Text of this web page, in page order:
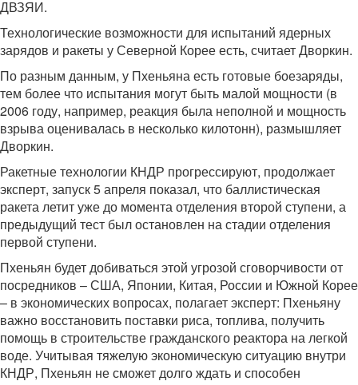
ДВЗЯИ.
Технологические возможности для испытаний ядерных
зарядов и ракеты у Северной Корее есть, считает Дворкин.
По разным данным, у Пхеньяна есть готовые боезаряды,
тем более что испытания могут быть малой мощности (в
2006 году, например, реакция была неполной и мощность
взрыва оценивалась в несколько килотонн), размышляет
Дворкин.
Ракетные технологии КНДР прогрессируют, продолжает
эксперт, запуск 5 апреля показал, что баллистическая
ракета летит уже до момента отделения второй ступени, а
предыдущий тест был остановлен на стадии отделения
первой ступени.
Пхеньян будет добиваться этой угрозой сговорчивости от
посредников – США, Японии, Китая, России и Южной Корее
– в экономических вопросах, полагает эксперт: Пхеньяну
важно восстановить поставки риса, топлива, получить
помощь в строительстве гражданского реактора на легкой
воде. Учитывая тяжелую экономическую ситуацию внутри
КНДР, Пхеньян не сможет долго ждать и способен